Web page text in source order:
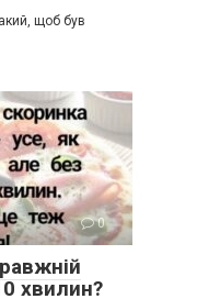
щоб був
0
хвилин?